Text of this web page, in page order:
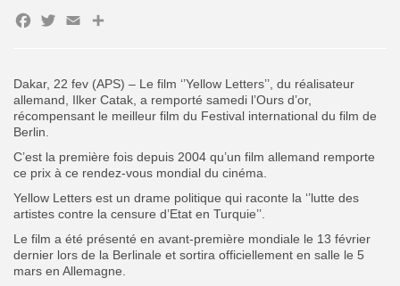
FR
Dakar, 22 fev (APS) – Le film ‘’Yellow Letters’’, du réalisateur
allemand, Ilker Catak, a remporté samedi l’Ours d’or,
récompensant le meilleur film du Festival international du film de
Berlin.
C’est la première fois depuis 2004 qu’un film allemand remporte
ce prix à ce rendez-vous mondial du cinéma.
Yellow Letters est un drame politique qui raconte la ‘’lutte des
artistes contre la censure d’Etat en Turquie’’.
Le film a été présenté en avant-première mondiale le 13 février
dernier lors de la Berlinale et sortira officiellement en salle le 5
mars en Allemagne.
Facebook
Twitter
EmailPartager